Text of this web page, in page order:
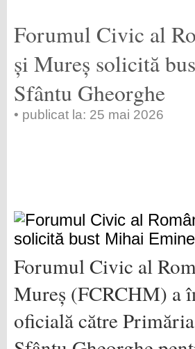
Forumul Civic al
și Mureș solicită
Sfântu Gheorghe
• publicat la: 25 mai 2026
Forumul Civic al
Mureș (FCRCHM) a
oficială către